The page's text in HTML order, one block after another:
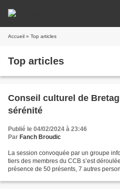
Accueil » Top articles
Top articles
Conseil culturel de
sérénité
Publié le 04/02/2024 à 23:46
Par Fanch Broudic
La session convoquée par un groupe
tiers des membres du CCB s’est
présence de 50 présents, 7 autres